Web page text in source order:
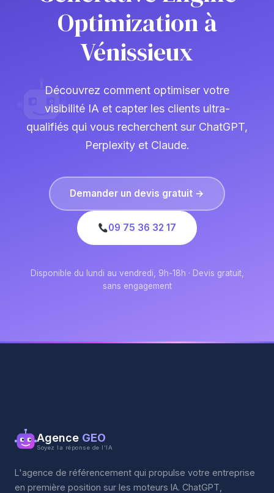
Optimization à
Vénissieux
Découvrez comment optimiser votre
visibilité IA et capter les clients ultra-
qualifiés qui vous recherchent sur ChatGPT,
Perplexity et Claude.
Demander un devis gratuit →
09 75 36 32 17
Disponible du lundi au vendredi, 9h-18h · Devis gratuit,
sans engagement
Agence GEO
Soyez la réponse de l'IA
L'agence de référencement qui propulse votre entreprise
en première position sur les moteurs IA. ChatGPT,